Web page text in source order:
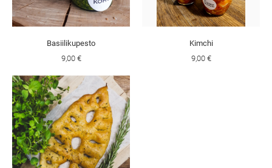
Basiilikupesto
9,00 €
Kimchi
9,00 €